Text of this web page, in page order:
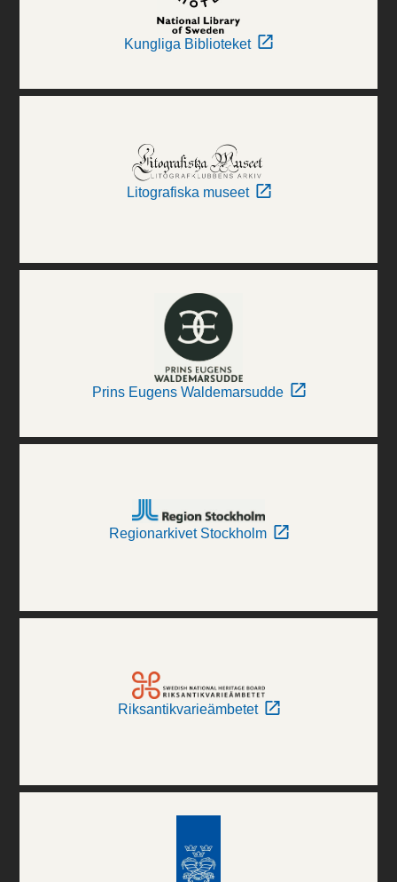
Kungliga Biblioteket
Litografiska museet
Prins Eugens Waldemarsudde
Regionarkivet Stockholm
Riksantikvarieämbetet